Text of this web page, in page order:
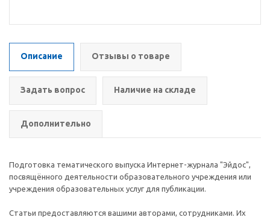
Описание Отзывы о товаре
Задать вопрос Наличие на складе
Дополнительно
Подготовка тематического выпуска Интернет-журнала "Эйдос",
посвящённого деятельности образовательного учреждения или
учреждения образовательных услуг для публикации.
Статьи предоставляются вашими авторами, сотрудниками. Их